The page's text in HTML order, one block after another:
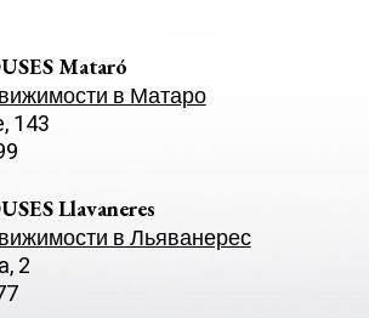
Mataró
в Матаро
143
Llavaneres
в Льяванерес
2